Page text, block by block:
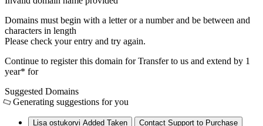
Domains must begin with a letter or a numberand be between and
characters in length
Please check your entry and try again.
Continue to register this domain for Transfer to us and extend by 1
year* for
Suggested Domains
Generating suggestions for you
Lisa ostukorvi Added Taken Contact Support to Purchase